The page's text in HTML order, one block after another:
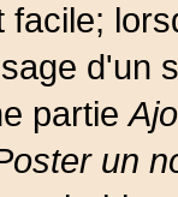
d'un
partie
un